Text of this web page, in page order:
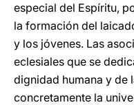
especial del Espíritu,
la formación del
y los jóvenes. Las
eclesiales que se
dignidad humana y de
concretamente la